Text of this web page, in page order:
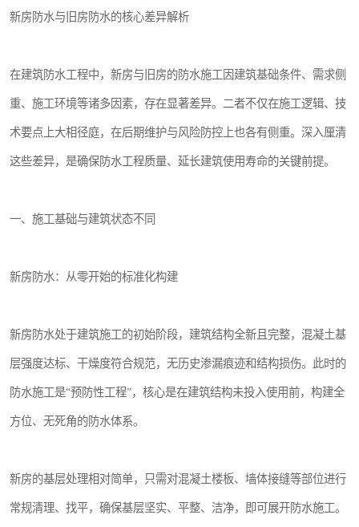
新房防水与旧房防水的核心差异解析
在建筑防水工程中，新房与旧房的防水施工因建筑基础条件、需求侧
重、施工环境等诸多因素，存在显著差异。二者不仅在施工逻辑、技
术要点上大相径庭，在后期维护与风险防控上也各有侧重。深入厘清
这些差异，是确保防水工程质量、延长建筑使用寿命的关键前提。
一、施工基础与建筑状态不同
新房防水：从零开始的标准化构建
新房防水处于建筑施工的初始阶段，建筑结构全新且完整，混凝土基
层强度达标、干燥度符合规范，无历史渗漏痕迹和结构损伤。此时的
防水施工是“预防性工程”，核心是在建筑结构未投入使用前，构建全
方位、无死角的防水体系。
新房的基层处理相对简单，只需对混凝土楼板、墙体接缝等部位进行
常规清理、找平，确保基层坚实、平整、洁净，即可展开防水施工。